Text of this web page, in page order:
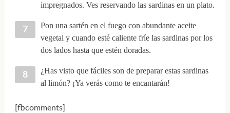
impregnados. Ves reservando las sardinas en un plato.
Pon una sartén en el fuego con abundante aceite
vegetal y cuando esté caliente fríe las sardinas por los
dos lados hasta que estén doradas.
¿Has visto que fáciles son de preparar estas sardinas
al limón? ¡Ya verás como te encantarán!
[fbcomments]